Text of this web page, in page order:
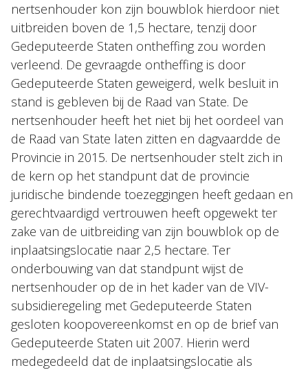
nertsenhouder kon zijn bouwblok hierdoor niet
uitbreiden boven de 1,5 hectare, tenzij door
Gedeputeerde Staten ontheffing zou worden
verleend. De gevraagde ontheffing is door
Gedeputeerde Staten geweigerd, welk besluit in
stand is gebleven bij de Raad van State. De
nertsenhouder heeft het niet bij het oordeel van
de Raad van State laten zitten en dagvaardde de
Provincie in 2015. De nertsenhouder stelt zich in
de kern op het standpunt dat de provincie
juridische bindende toezeggingen heeft gedaan en
gerechtvaardigd vertrouwen heeft opgewekt ter
zake van de uitbreiding van zijn bouwblok op de
inplaatsingslocatie naar 2,5 hectare. Ter
onderbouwing van dat standpunt wijst de
nertsenhouder op de in het kader van de VIV-
subsidieregeling met Gedeputeerde Staten
gesloten koopovereenkomst en op de brief van
Gedeputeerde Staten uit 2007. Hierin werd
medegedeeld dat de inplaatsingslocatie als